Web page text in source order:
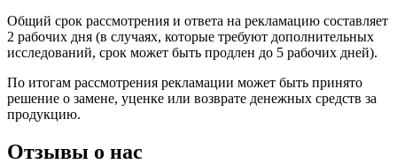
Общий срок рассмотрения и ответа на рекламацию составляет
2 рабочих дня (в случаях, которые требуют дополнительных
исследований, срок может быть продлен до 5 рабочих дней).
По итогам рассмотрения рекламации может быть принято
решение о замене, уценке или возврате денежных средств за
продукцию.
Отзывы о нас